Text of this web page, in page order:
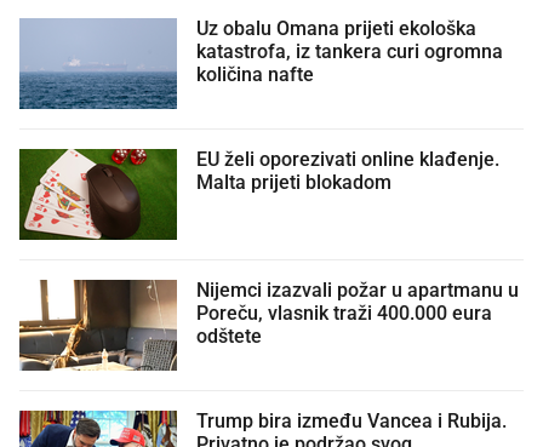
Uz obalu Omana prijeti ekološka
katastrofa, iz tankera curi ogromna
količina nafte
EU želi oporezivati online klađenje.
Malta prijeti blokadom
Nijemci izazvali požar u apartmanu u
Poreču, vlasnik traži 400.000 eura
odštete
Trump bira između Vancea i Rubija.